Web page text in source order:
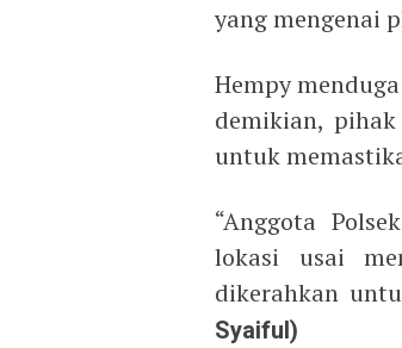
yang mengenai
Hempy
demikian,
untuk
“Anggota
lokasi usai
dikerahkan
Syaiful)